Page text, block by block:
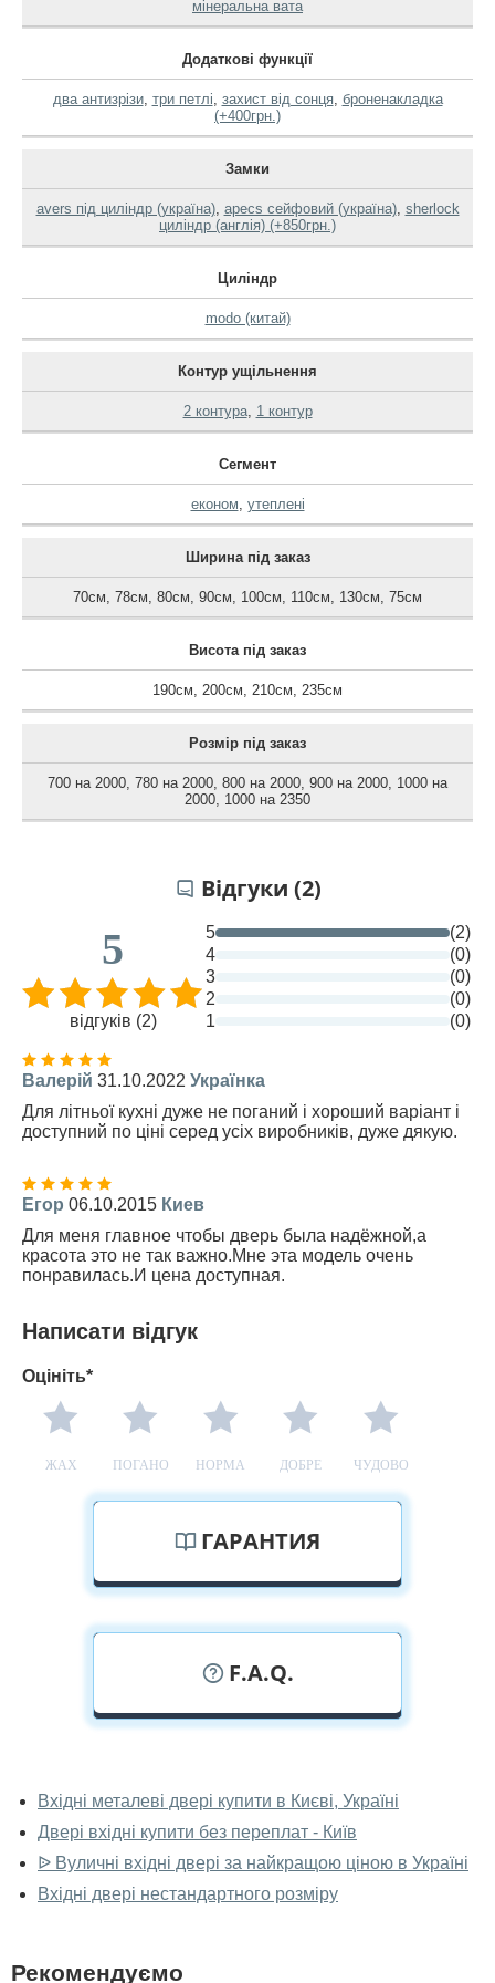
мінеральна вата
Додаткові функції
два антизрізи, три петлі захист від сонця, броненакладка
(+400грн.)
Замки
avers під циліндр (україна), apecs сейфовий (україна), sherlock
циліндр (англія) (+850грн.)
Циліндр
modo (китай)
Контур ущільнення
2 контура, 1 контур
Сегмент
економ утеплені
Ширина під заказ
70см 78см 80см 90см 100см 110см 130см 75см
Висота під заказ
190см 200см 210см 235см
Розмір під заказ
700 на 2000 780 на 2000 800 на 2000 900 на 2000 1000 на
2000 1000 на 2350
Відгуки (2)
5
відгуків (2)
5
(2)
4
(0)
3
(0)
2
(0)
1
(0)
Валерій 31.10.2022 Українка
Для літньої кухні дуже не поганий і хороший варіант і
доступний по ціні серед усіх виробників, дуже дякую.
Егор 06.10.2015 Киев
Для меня главное чтобы дверь была надёжной,а
красота это не так важно.Мне эта модель очень
понравилась.И цена доступная.
Написати відгук
Оцініть*
ЖАХ ПОГАНО НОРМА ДОБРЕ ЧУДОВО
ГАРАНТИЯ
F.A.Q.
наживо?
Так, можна подивитися двері вхідні у нашому
фірмовому салоні-магазині.
У вас великий магазин?
дверей.
Вхідні металеві двері купити в Києві, Україні
Двері вхідні купити без переплат - Київ
ᐉ Вуличні вхідні двері за найкращою ціною в Україні
Вхідні двері нестандартного розміру
Рекомендуємо